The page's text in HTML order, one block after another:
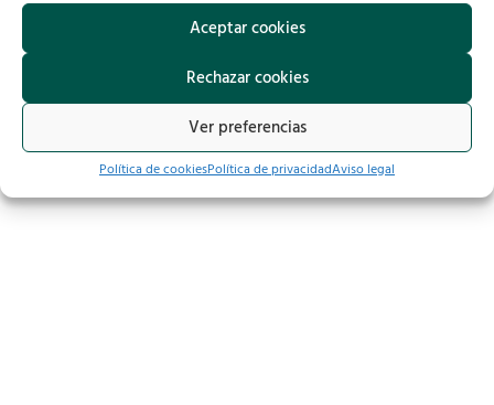
Aceptar cookies
Rechazar cookies
Ver preferencias
Política de cookiesPolítica de privacidadAviso legal